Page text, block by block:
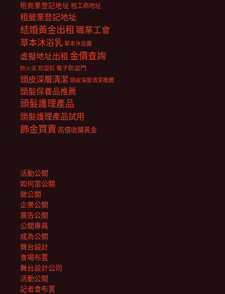
租商業登記地址 租工商地址
租營業登記地址
結婚黃金出租職業工會
草本沐浴乳 草本沐浴露
虛擬地址出租 金價查詢
防火泥 防盜扣 電子防盜門
頭皮深層清潔 頭皮深層清潔推薦
頭髮保養品推薦
頭髮護理產品
頭髮護理產品試用
飾金買賣 高價收購黃金
活動公關
如何當公關
做公關
企業公關
廣告公關
公關專員
成為公關
舞台設計
會場布置
舞台設計公司
活動公關
記者會布置